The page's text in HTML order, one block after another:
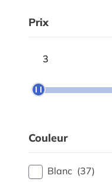
Prix
Couleur
Blanc (37)